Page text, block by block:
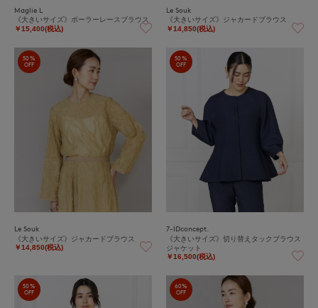
Maglie L
《大きいサイズ》ボーラーレースブラウス
￥15,400(税込)
Le Souk
《大きいサイズ》ジャカードブラウス
￥14,850(税込)
50%
OFF
Le Souk
《大きいサイズ》ジャカードブラウス
￥14,850(税込)
50%
OFF
7-IDconcept.
《大きいサイズ》切り替えタックブラウス
ジャケット
￥16,500(税込)
50%
OFF
60%
OFF